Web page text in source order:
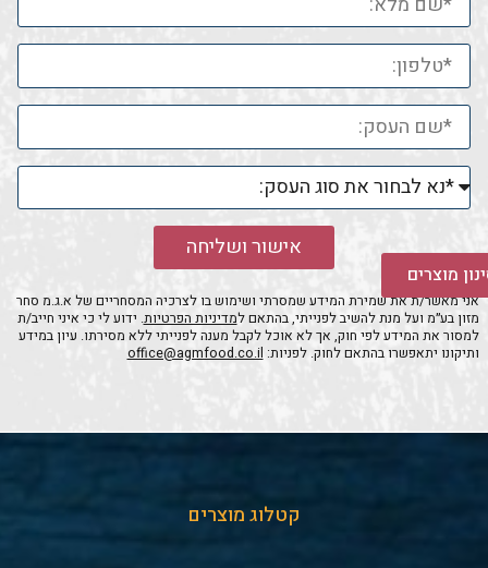
מוצרים
אישור ושליחה
אני מאשר/ת את שמירת המידע שמסרתי ושימוש בו לצרכיה המסחריים של א.ג.מ סחר
מזון בע״מ ועל מנת להשיב לפנייתי, בהתאם למדיניות הפרטיות. ידוע לי כי איני חייב/ת
למסור את המידע לפי חוק, אך לא אוכל לקבל מענה לפנייתי ללא מסירתו. עיון במידע
ותיקונו יתאפשרו בהתאם לחוק. לפניות: office@agmfood.co.il
קטלוג מוצרים